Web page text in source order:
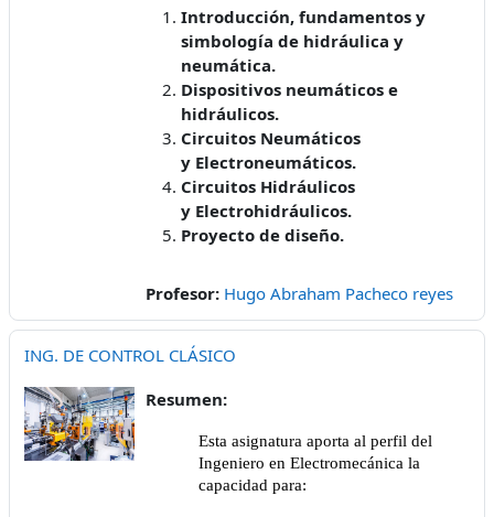
Introducción, fundamentos y
simbología de hidráulica y
neumática.
Dispositivos neumáticos e
hidráulicos.
Circuitos Neumáticos
y Electroneumáticos.
Circuitos Hidráulicos
y Electrohidráulicos.
Proyecto de diseño.
Profesor: Hugo Abraham Pacheco reyes
ING. DE CONTROL CLÁSICO
Resumen:
Esta asignatura aporta al perfil del
Ingeniero en Electromecánica la
capacidad para: